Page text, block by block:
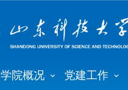
学院概况 党建工作